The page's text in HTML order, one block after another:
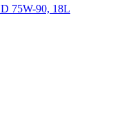
75W-90, 18L